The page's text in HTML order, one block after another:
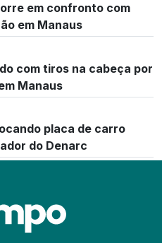
em confronto com
em Manaus
com tiros na cabeça por
Manaus
placa de carro
do Denarc